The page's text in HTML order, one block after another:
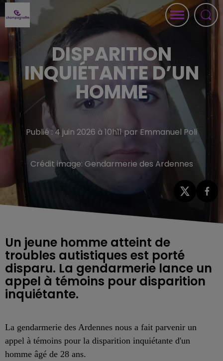
DISPARITION
INQUIÉTANTE D’UN
HOMME
Publié : 4 juin 2026 à 10h11 par Emmanuel Poli
Crédit image: Gendarmerie des Ardennes
Un jeune homme atteint de
troubles autistiques est porté
disparu. La gendarmerie lance un
appel à témoins pour disparition
inquiétante.
La gendarmerie des Ardennes nous a fait parvenir un
appel à témoins pour la disparition inquiétante d'un
homme âgé de 28 ans.